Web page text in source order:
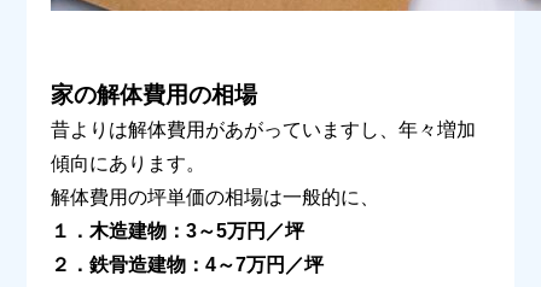
家の解体費用の相場
昔よりは解体費用があがっていますし、年々増加
傾向にあります。
解体費用の坪単価の相場は一般的に、
１．木造建物：3～5万円／坪
２．鉄骨造建物：4～7万円／坪